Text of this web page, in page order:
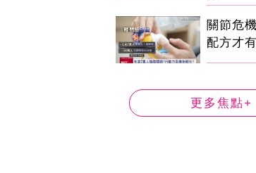
關節危
配方才
更多焦點+